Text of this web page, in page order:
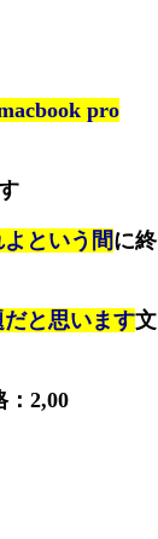
pro
という間に終
と思います文
：2,00